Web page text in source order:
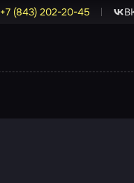
+7 (843) 202-20-45